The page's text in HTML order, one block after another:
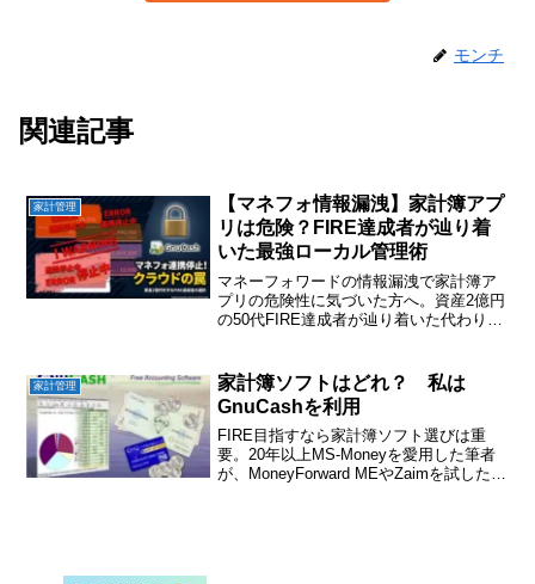
モンチ
関連記事
家計管理
【マネフォ情報漏洩】家計簿アプ
リは危険？FIRE達成者が辿り着
いた最強ローカル管理術
マネーフォワードの情報漏洩で家計簿ア
プリの危険性に気づいた方へ。資産2億円
の50代FIRE達成者が辿り着いた代わりの
産防衛術を徹底解説。今すぐ確認！
家計管理
家計簿ソフトはどれ？ 私は
GnuCashを利用
FIRE目指すなら家計簿ソフト選びは重
要。20年以上MS-Moneyを愛用した筆者
が、MoneyForward MEやZaimを試した末